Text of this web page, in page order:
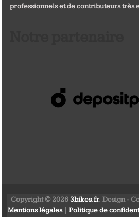
professionnels et de contributeurs très
Copyright © 20263bikes.fr. Design -
Mentions légales|Politique de